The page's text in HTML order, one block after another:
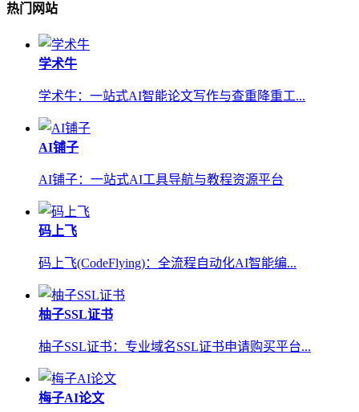
热门网站
学术牛
学术牛：一站式AI智能论文写作与查重降重工...
AI铺子
AI铺子：一站式AI工具导航与教程资源平台
码上飞
码上飞(CodeFlying)：全流程自动化AI智能编...
柚子SSL证书
柚子SSL证书：专业域名SSL证书申请购买平台...
梅子AI论文